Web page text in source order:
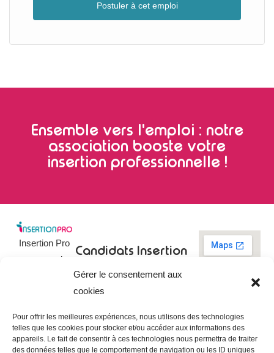
Gérer le consentement aux
cookies
Pour offrir les meilleures expériences, nous utilisons des technologies
telles que les cookies pour stocker et/ou accéder aux informations des
appareils. Le fait de consentir à ces technologies nous permettra de traiter
des données telles que le comportement de navigation ou les ID uniques
Postuler à cet emploi
Ensemble vers l'emploi : notre
association booste votre
insertion professionnelle !
Insertion Pro
est une action
pour
l’Insertion
Candidats
emploi
Tableau de
bord du
candidat
Insertion
09 73 03 78
Contact
CGU